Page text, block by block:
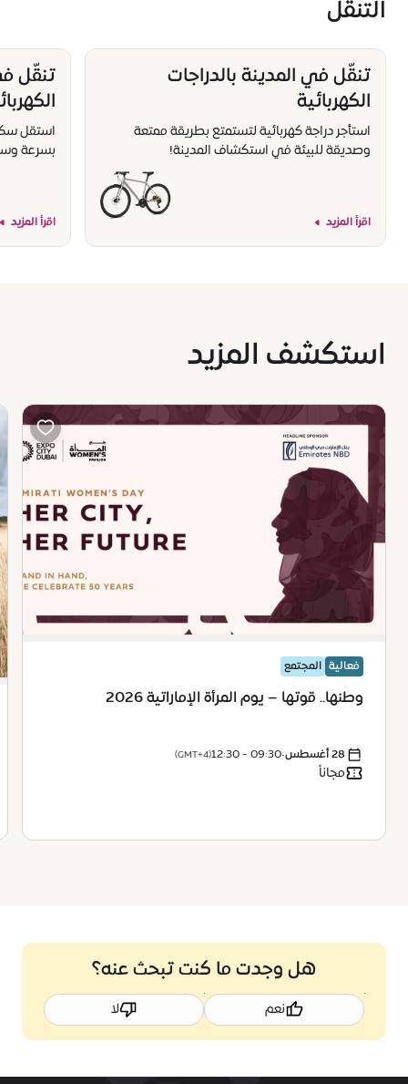
التنقل
تنقّل في المدينة بالدراجات
الكهربائية
استأجر دراجة كهربائية لتستمتع بطريقة ممتعة
وصديقة للبيئة في استكشاف المدينة!
اقرأ المزيد
تنقّل
استقل
بسرعة
اقرأ المزيد
استكشف المزيد
فعالية المجتمع
وطنها.. قوتها – يوم المرأة الإماراتية 2026
28 أغسطس •
09:30 - 12:30
(GMT+4)
مجاناً
هل وجدت ما كنت تبحث عنه؟
نعم لا